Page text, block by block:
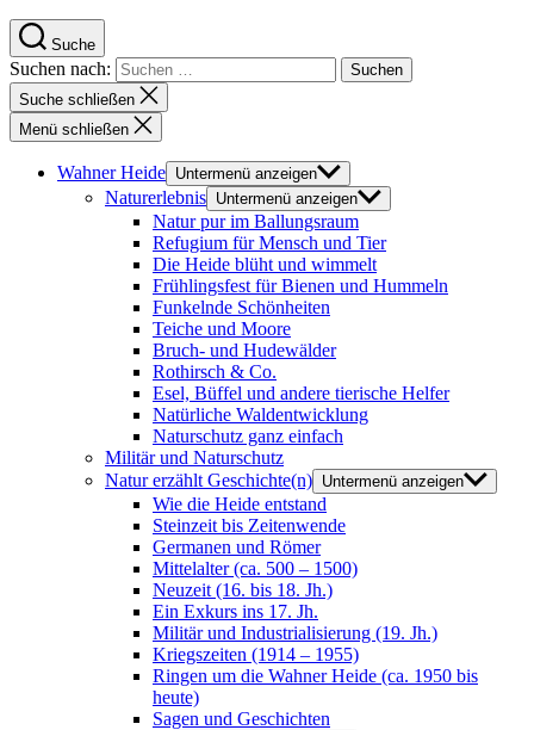
Suche
Suchen nach:
Suche schließen
Menü schließen
Wahner Heide Untermenü anzeigen
Naturerlebnis Untermenü anzeigen
Natur pur im Ballungsraum
Refugium für Mensch und Tier
Die Heide blüht und wimmelt
Frühlingsfest für Bienen und Hummeln
Funkelnde Schönheiten
Teiche und Moore
Bruch- und Hudewälder
Rothirsch & Co.
Esel, Büffel und andere tierische Helfer
Natürliche Waldentwicklung
Naturschutz ganz einfach
Militär und Naturschutz
Natur erzählt Geschichte(n) Untermenü anzeigen
Wie die Heide entstand
Steinzeit bis Zeitenwende
Germanen und Römer
Mittelalter (ca. 500 – 1500)
Neuzeit (16. bis 18. Jh.)
Ein Exkurs ins 17. Jh.
Militär und Industrialisierung (19. Jh.)
Kriegszeiten (1914 – 1955)
Ringen um die Wahner Heide (ca. 1950 bis
heute)
Sagen und Geschichten